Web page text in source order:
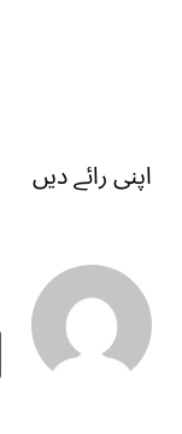
اپنی رائے دیں